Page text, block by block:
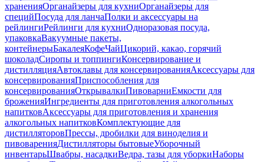
храненияОрганайзеры для кухниОрганайзеры для
специйПосуда для ланчаПолки и аксессуары на
рейлингиРейлинги для кухниОдноразовая посуда,
упаковкаВакуумные пакеты,
контейнерыБакалеяКофеЧайЦикорий, какао, горячий
шоколадСиропы и топпингиКонсервирование и
дистилляцияАвтоклавы для консервированияАксессуары для
консервированияПриспособления для
консервированияОткрывалкиПивоварниЕмкости для
броженияИнгредиенты для приготовления алкогольных
напитковАксессуары для приготовления и хранения
алкогольных напитковКомплектующие для
дистилляторовПрессы, дробилки для виноделия и
пивоваренияДистилляторы бытовыеУборочный
инвентарьШвабры, насадкиВедра, тазы для уборкиНаборы